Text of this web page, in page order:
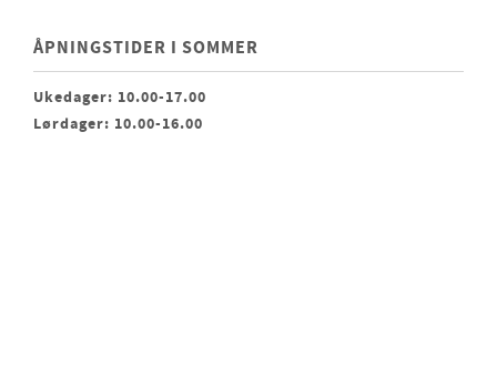
ÅPNINGSTIDER I SOMMER
Ukedager: 10.00-17.00
Lørdager: 10.00-16.00